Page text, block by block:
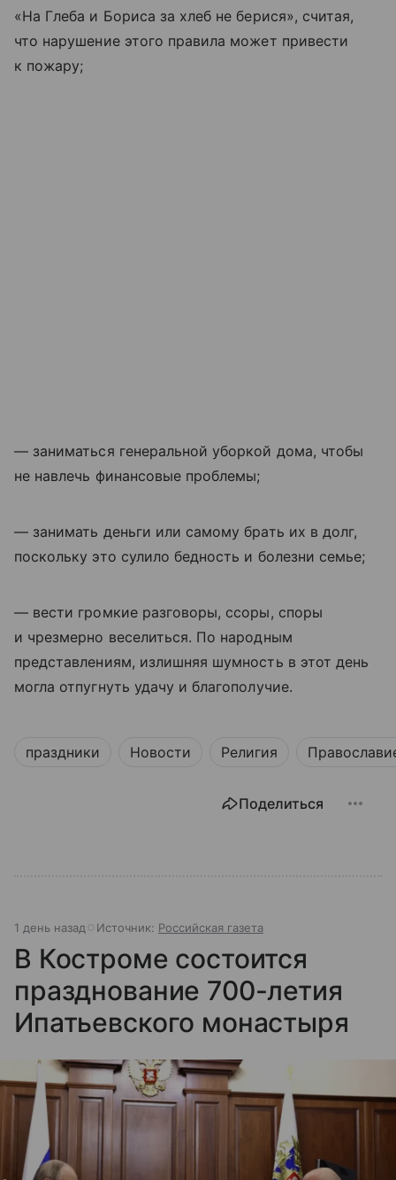
«На Глеба и Бориса за хлеб не берися», считая,
что нарушение этого правила может привести
к пожару;
— заниматься генеральной уборкой дома, чтобы
не навлечь финансовые проблемы;
— занимать деньги или самому брать их в долг,
поскольку это сулило бедность и болезни семье;
— вести громкие разговоры, ссоры, споры
и чрезмерно веселиться. По народным
представлениям, излишняя шумность в этот день
могла отпугнуть удачу и благополучие.
праздники Новости Религия
Поделиться
1 день назад Источник: Российская газета
В Костроме состоится
празднование 700-летия
Ипатьевского монастыря